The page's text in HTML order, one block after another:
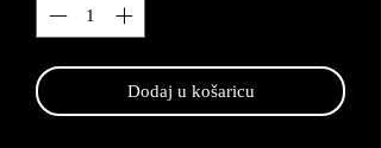
Dodaj u košaricu